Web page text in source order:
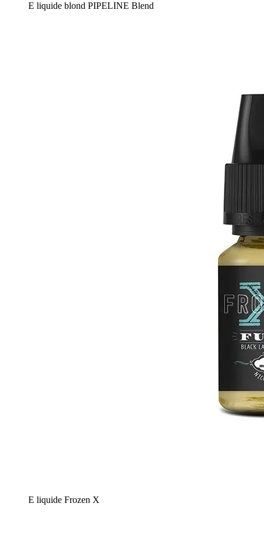
E liquide blond PIPELINE Blend
E liquide Frozen X